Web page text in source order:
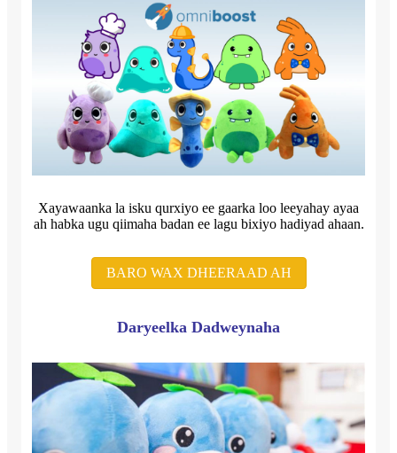
Xayawaanka la isku qurxiyo ee gaarka loo leeyahay ayaa
ah habka ugu qiimaha badan ee lagu bixiyo hadiyad ahaan.
BARO WAX DHEERAAD AH
Daryeelka Dadweynaha